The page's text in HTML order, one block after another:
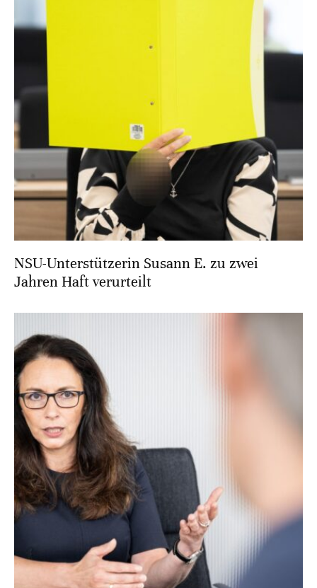
NSU-Unterstützerin Susann E. zu zwei
Jahren Haft verurteilt